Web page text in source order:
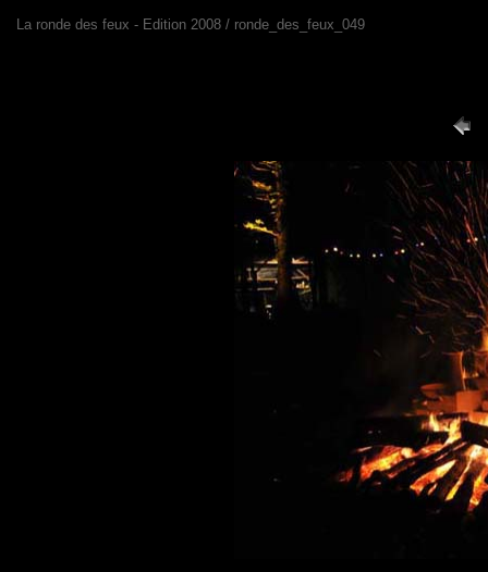
La ronde des feux - Edition 2008 / ronde_des_feux_049